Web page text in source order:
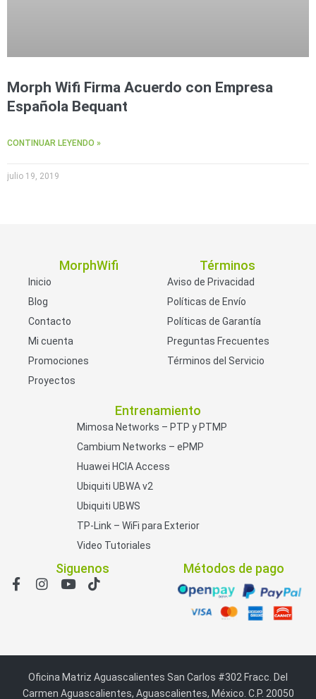
Morph Wifi Firma Acuerdo con Empresa
Española Bequant
CONTINUAR LEYENDO »
julio 19, 2019
MorphWifi
Inicio
Blog
Contacto
Mi cuenta
Promociones
Proyectos
Términos
Aviso de Privacidad
Políticas de Envío
Políticas de Garantía
Preguntas Frecuentes
Términos del Servicio
Entrenamiento
Mimosa Networks – PTP y PTMP
Cambium Networks – ePMP
Huawei HCIA Access
Ubiquiti UBWA v2
Ubiquiti UBWS
TP-Link – WiFi para Exterior
Video Tutoriales
Siguenos Métodos de pago
Oficina Matriz Aguascalientes San Carlos #302 Fracc. Del
Carmen Aguascalientes, Aguascalientes, México. C.P. 20050